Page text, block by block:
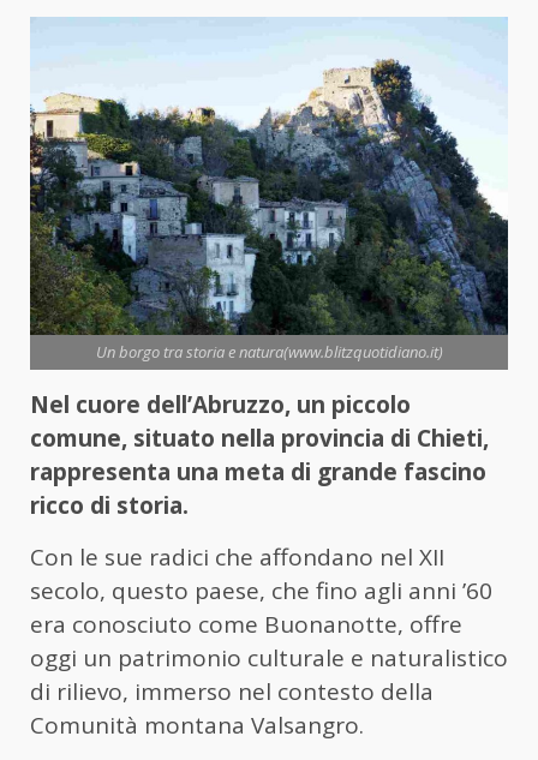
Un borgo tra storia e natura(www.blitzquotidiano.it)
Nel cuore dell’Abruzzo, un piccolo
comune, situato nella provincia di Chieti,
rappresenta una meta di grande fascino
ricco di storia.
Con le sue radici che affondano nel XII
secolo, questo paese, che fino agli anni ’60
era conosciuto come Buonanotte, offre
oggi un patrimonio culturale e naturalistico
di rilievo, immerso nel contesto della
Comunità montana Valsangro.